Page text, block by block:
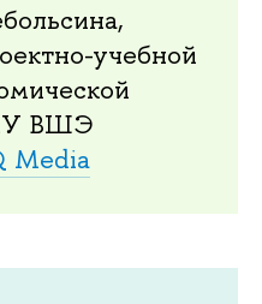
учебной
ВШЭ
Media